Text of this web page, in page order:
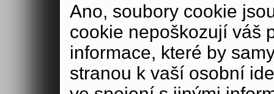
Ano, soubory cookie
cookie nepoškozují váš
informace, které by
stranou k vaší osobní